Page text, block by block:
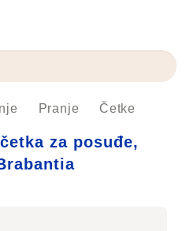
Pranje Četke
za posuđe,